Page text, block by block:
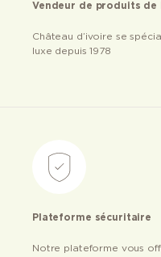
Vendeur de produits de
Château d’ivoire se
luxe depuis 1978
Plateforme sécuritaire
Notre plateforme vous